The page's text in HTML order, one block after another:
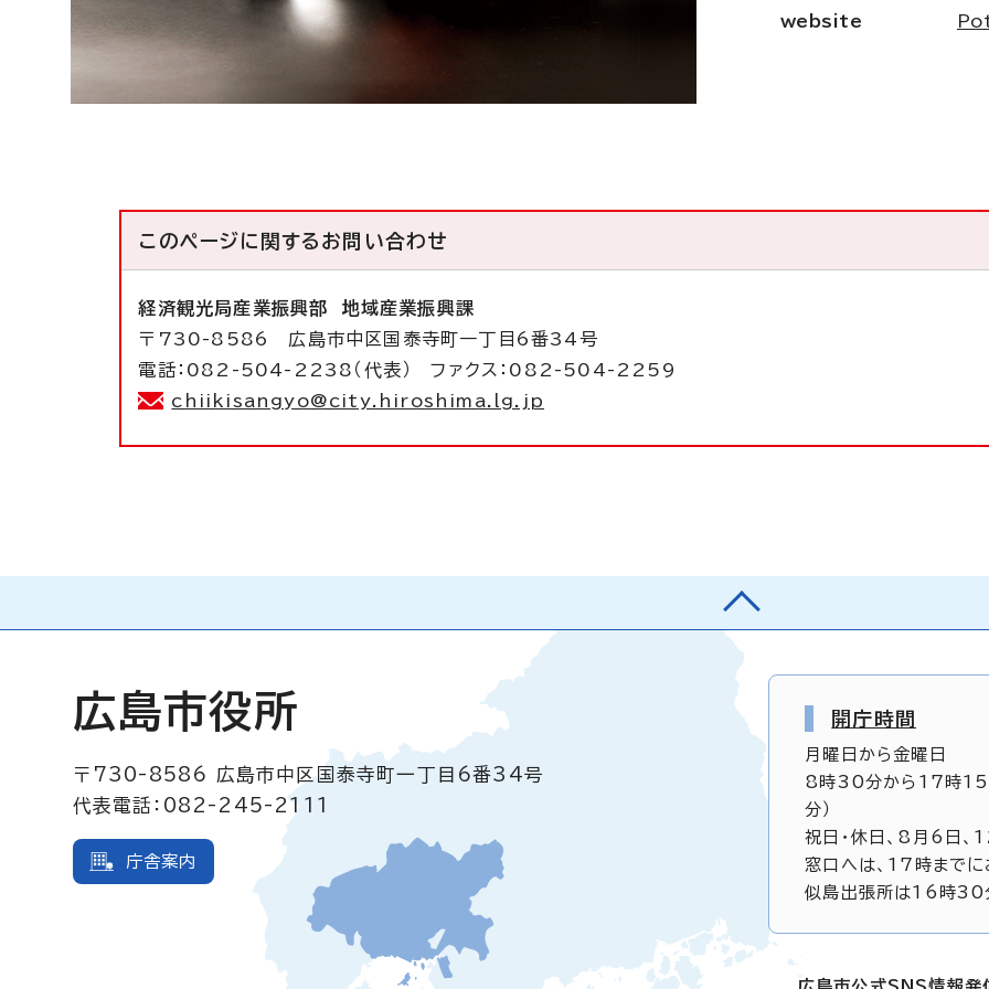
website
このページに関する お問い合わせ
経済観光局産業振興部 地域産業振興課
〒730-8586 広島市中区国泰寺町一丁目6番34号
電話：082-504-2238（代表） ファクス：082-504-2259
chiikisangyo@city.hiroshima.lg.jp
広島市役所
〒730-8586
広島市中区国泰寺町一丁目6番34号
代表電話：082-245-2111
庁舎案内
開庁時間
月曜日から金曜日
8時30分から17時15
分）
祝日・休日、8月6日
窓口へは、17時までに
似島出張所は16時30